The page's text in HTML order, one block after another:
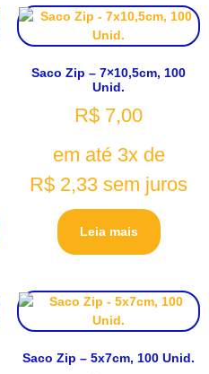
Saco Zip – 7×10,5cm, 100
Unid.
R$ 7,00
em até 3x de
R$ 2,33 sem juros
Leia mais
Saco Zip – 5x7cm, 100 Unid.